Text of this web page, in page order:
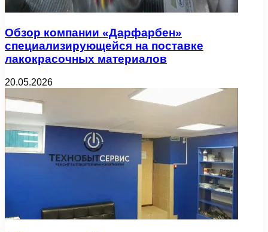
Обзор компании «Дарфарбен»
специализирующейся на поставке
лакокрасочных материалов
20.05.2026